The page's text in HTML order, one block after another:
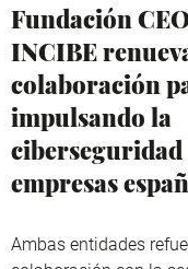
Fundación
INCIBE
colaboración
impulsando la
ciberseguridad
empresas
Ambas entidades